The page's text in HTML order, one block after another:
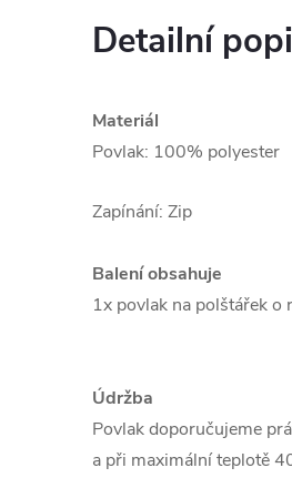
Detailní
Materiál
Povlak: 100% polyester
Zapínání: Zip
Balení obsahuje
1x povlak na polštářek
Údržba
Povlak doporučujeme
a při maximální teplotě